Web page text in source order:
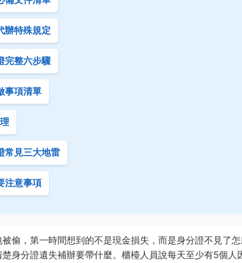
辦特殊規定
完整六步驟
事項清單
常見三大地雷
注意事項
偷，第一時間想到的不是現金損失，而是身分證不見了
身分證遺失補辦要帶什麼。櫃檯人員說每天至少有5個